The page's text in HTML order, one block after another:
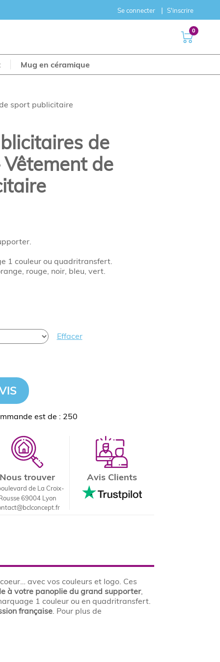
Se connecter S'inscrire
0
Mug en céramique
sport publicitaire
de
de
1 couleur ou quadritransfert.
rouge, noir, bleu, vert.
Effacer
est de : 250
Nous trouver
de La Croix-
69004 Lyon
Avis Clients
avec vos couleurs et logo. Ces
à votre panoplie du grand supporter,
1 couleur ou en quadritransfert.
française. Pour plus de